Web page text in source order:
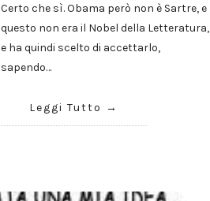
Certo che sì. Obama però non è Sartre, e
questo non era il Nobel della Letteratura,
e ha quindi scelto di accettarlo,
sapendo…
Leggi Tutto